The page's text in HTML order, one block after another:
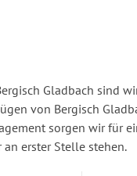
Gladbach sind
von Bergisch
sorgen wir für
erster Stelle stehen.